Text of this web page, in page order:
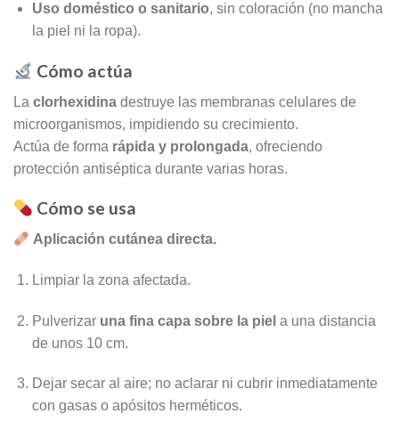
Uso doméstico o sanitario, sin coloración (no mancha
la piel ni la ropa).
Cómo actúa
La clorhexidina destruye las membranas celulares de
microorganismos, impidiendo su crecimiento.
Actúa de forma rápida y prolongada, ofreciendo
protección antiséptica durante varias horas.
Cómo se usa
Aplicación cutánea directa.
Limpiar la zona afectada.
Pulverizar una fina capa sobre la piel a una distancia
de unos 10 cm.
Dejar secar al aire; no aclarar ni cubrir inmediatamente
con gasas o apósitos herméticos.